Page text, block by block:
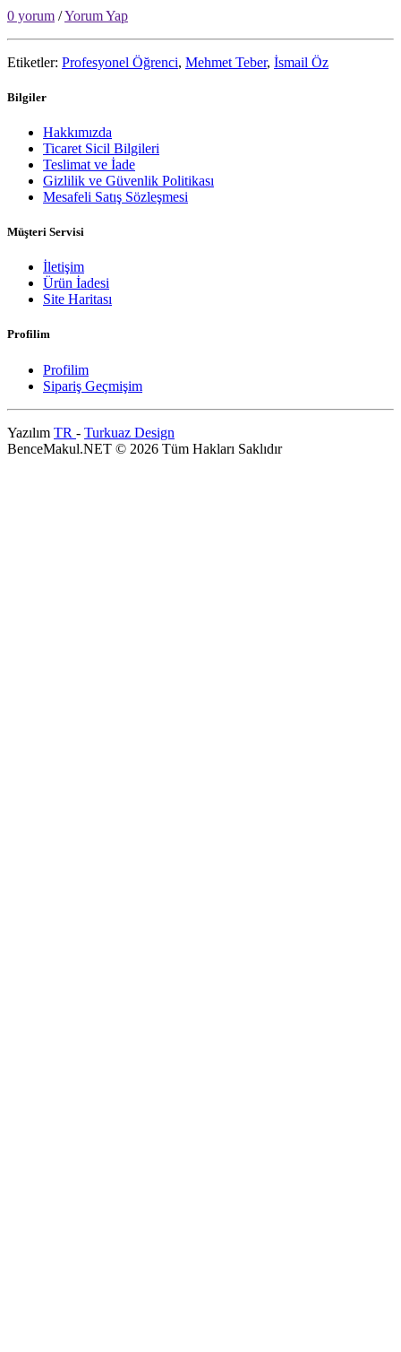
0 yorum /Yorum Yap
Etiketler: Profesyonel Öğrenci, Mehmet Teber, İsmail Öz
Bilgiler
Hakkımızda
Ticaret Sicil Bilgileri
Teslimat ve İade
Gizlilik ve Güvenlik Politikası
Mesafeli Satış Sözleşmesi
Müşteri Servisi
İletişim
Ürün İadesi
Site Haritası
Profilim
Profilim
Sipariş Geçmişim
Yazılım TR - Turkuaz Design
BenceMakul.NET © 2026 Tüm Hakları Saklıdır